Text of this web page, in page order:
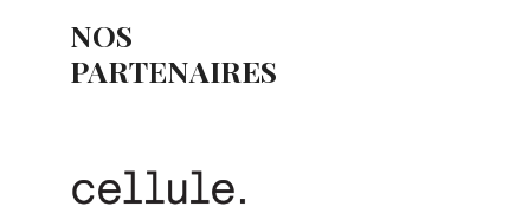
NOS
PARTENAIRES